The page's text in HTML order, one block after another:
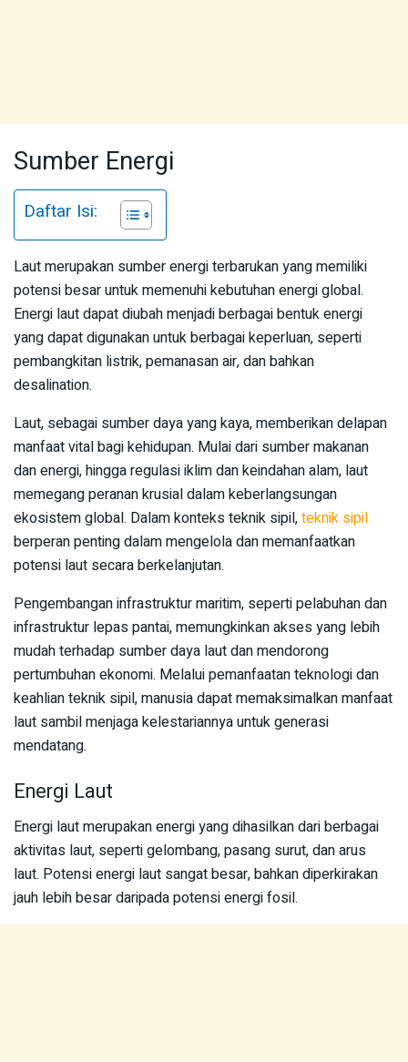
Sumber Energi
Daftar Isi:
Laut merupakan sumber energi terbarukan yang memiliki
potensi besar untuk memenuhi kebutuhan energi global.
Energi laut dapat diubah menjadi berbagai bentuk energi
yang dapat digunakan untuk berbagai keperluan, seperti
pembangkitan listrik, pemanasan air, dan bahkan
desalination.
Laut, sebagai sumber daya yang kaya, memberikan delapan
manfaat vital bagi kehidupan. Mulai dari sumber makanan
dan energi, hingga regulasi iklim dan keindahan alam, laut
memegang peranan krusial dalam keberlangsungan
ekosistem global. Dalam konteks teknik sipil,teknik sipil
berperan penting dalam mengelola dan memanfaatkan
potensi laut secara berkelanjutan.
Pengembangan infrastruktur maritim, seperti pelabuhan dan
infrastruktur lepas pantai, memungkinkan akses yang lebih
mudah terhadap sumber daya laut dan mendorong
pertumbuhan ekonomi. Melalui pemanfaatan teknologi dan
keahlian teknik sipil, manusia dapat memaksimalkan manfaat
laut sambil menjaga kelestariannya untuk generasi
mendatang.
Energi Laut
Energi laut merupakan energi yang dihasilkan dari berbagai
aktivitas laut, seperti gelombang, pasang surut, dan arus
laut. Potensi energi laut sangat besar, bahkan diperkirakan
jauh lebih besar daripada potensi energi fosil.